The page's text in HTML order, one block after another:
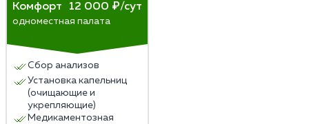
Комфорт 12 000 ₽/сут
одноместная палата
Сбор анализов
Установка капельниц
(очищающие и
укрепляющие)
Медикаментозная